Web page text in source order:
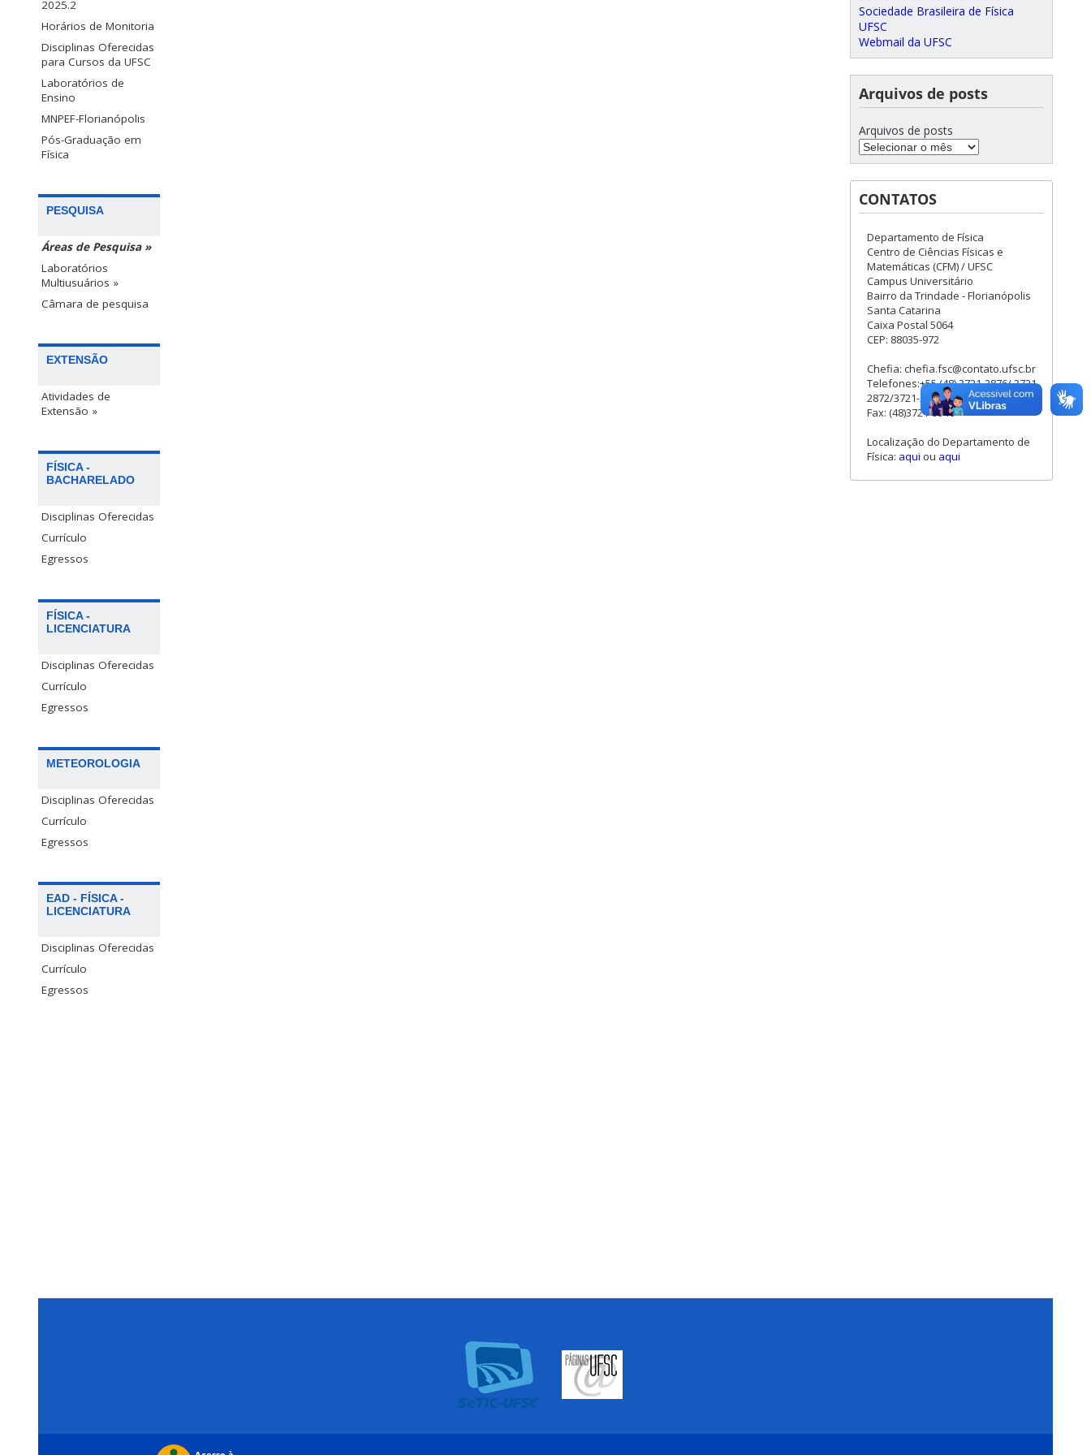
2025.2
Horários de Monitoria
Disciplinas Oferecidas
para Cursos da UFSC
Laboratórios de
Ensino
MNPEF-Florianópolis
Pós-Graduação em
Física
PESQUISA
Áreas de Pesquisa »
Laboratórios
Multiusuários »
Câmara de pesquisa
EXTENSÃO
Atividades de
Extensão »
FÍSICA -
BACHARELADO
Disciplinas Oferecidas
Currículo
Egressos
FÍSICA -
LICENCIATURA
Disciplinas Oferecidas
Currículo
Egressos
METEOROLOGIA
Disciplinas Oferecidas
Currículo
Egressos
EAD - FÍSICA -
LICENCIATURA
Disciplinas Oferecidas
Currículo
Egressos
Sociedade Brasileira de Física
UFSC
Webmail da UFSC
Arquivos de posts
Arquivos de posts
CONTATOS
Departamento de Física
Centro de Ciências Físicas e
Matemáticas (CFM) / UFSC
Campus Universitário
Bairro da Trindade - Florianópolis
Santa Catarina
Caixa Postal 5064
CEP: 88035-972
Chefia: chefia.fsc@contato.ufsc.br
Telefones:+55 (48) 3721-2876/ 3721-
2872/3721-2861
Fax: (48)3721-9946
Localização do Departamento de
Física: aqui ou aqui